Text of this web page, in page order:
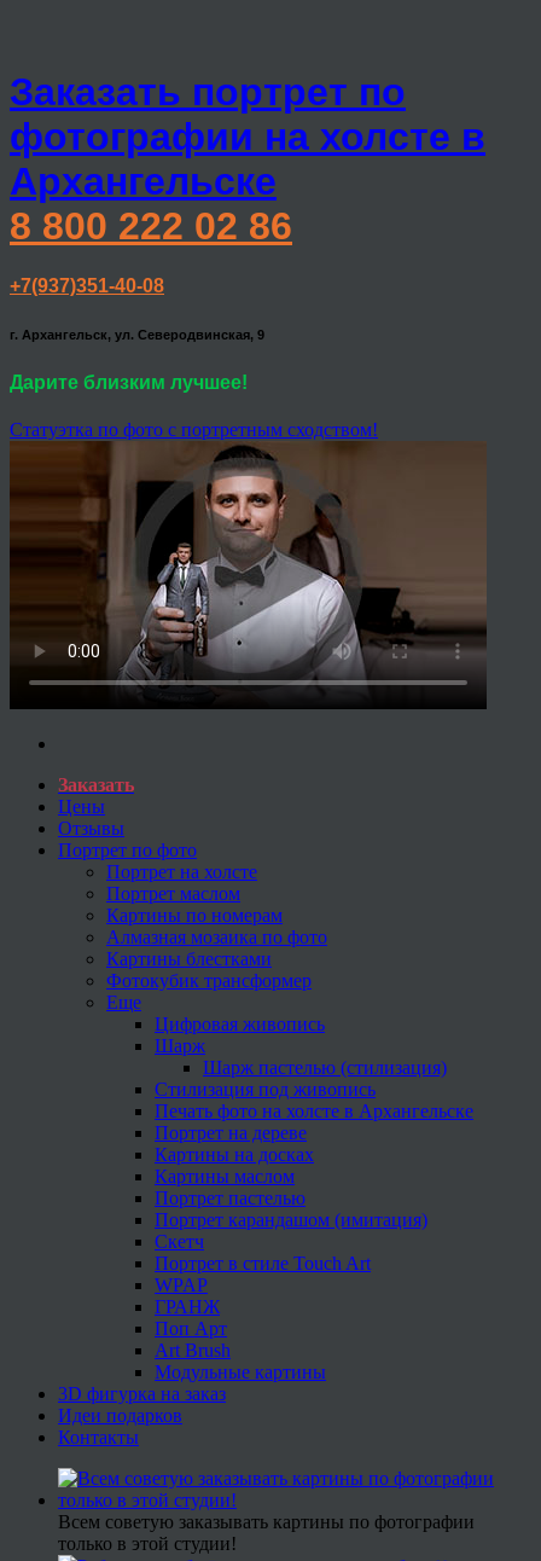
Заказать портрет по
фотографии на холсте в
Архангельске
8 800 222 02 86
+7(937)351-40-08
г. Архангельск, ул. Северодвинская, 9
Дарите близким лучшее!
Статуэтка по фото с портретным сходством!
Заказать
Цены
Отзывы
Портрет по фото
Портрет на холсте
Портрет маслом
Картины по номерам
Алмазная мозаика по фото
Картины блестками
Фотокубик трансформер
Еще
Цифровая живопись
Шарж
Шарж пастелью (стилизация)
Стилизация под живопись
Печать фото на холсте в Архангельске
Портрет на дереве
Картины на досках
Картины маслом
Портрет пастелью
Портрет карандашом (имитация)
Скетч
Портрет в стиле Touch Art
WPAP
ГРАНЖ
Поп Арт
Art Brush
Модульные картины
3D фигурка на заказ
Идеи подарков
Контакты
Всем советую заказывать картины по фотографии
только в этой студии!